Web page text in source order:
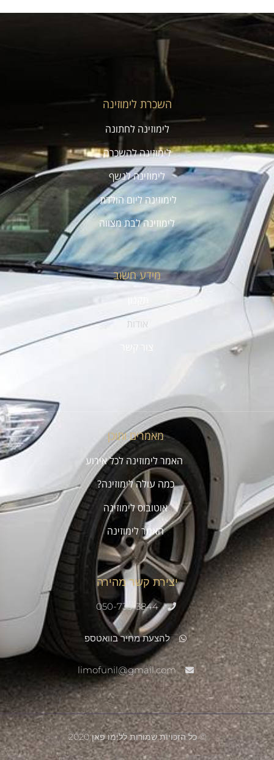
השכרת לימוזינה
לימוזינה לחתונה
לימוזינה להשכרה
לימוזינה לנשף
לימוזינה ליום הולדת
לימוזינה לבת מצווה
מידע חשוב
אודות
צור קשר
מאמרים ותוכן
האמר לימוזינה לכל אירוע
כמה עולה לימוזינה?
אוטובוס לימוזינה
האמר לימוזינה
.
יצירת קשר מהירה
050-733-3844
להצעת מחיר בוואטספ
limofunil@gmail.com
© כל הזכויות שמורות ללימו פאן 2020